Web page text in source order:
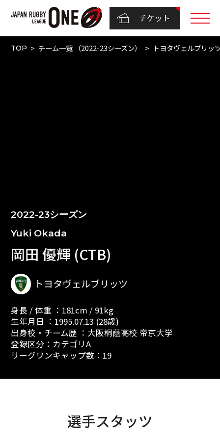
チケット
TOP チーム一覧 （2022-23シーズン） トヨタヴェルブリッ
2022-23シーズン
Yuki Okada
岡田 優輝 (CTB)
トヨタヴェルブリッツ
身長 / 体重 ：181cm / 91kg
生年月日 ：1995.07.13 (28歳)
出身校・チーム歴 ：大阪桐蔭高校 帝京大学
登録区分：カテゴリA
リーグワンキャップ数：19
選手スタッツ